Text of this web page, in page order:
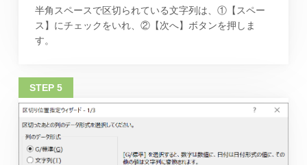
半角スペースで区切られている文字列は、①【スペー
ス】にチェックをいれ、②【次へ】ボタンを押しま
す。